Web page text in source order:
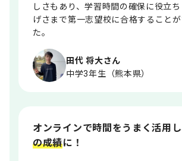
田代 将大さん
中学3年生（熊本県）
しさもあり、学習時間の確保に役立
げさまで第一志望校に合格すること
た。
オンラインで時間をうまく活用
の成績に！